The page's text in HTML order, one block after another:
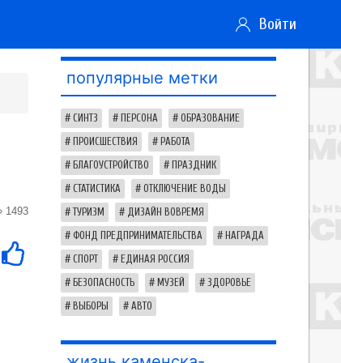
Войти
1493
популярные метки
СИНТЗ ПЕРСОНА ОБРАЗОВАНИЕ
ПРОИСШЕСТВИЯ РАБОТА
БЛАГОУСТРОЙСТВО ПРАЗДНИК
СТАТИСТИКА ОТКЛЮЧЕНИЕ ВОДЫ
ТУРИЗМ ДИЗАЙН ВОВРЕМЯ
ФОНД ПРЕДПРИНИМАТЕЛЬСТВА НАГРАДА
СПОРТ ЕДИНАЯ РОССИЯ
БЕЗОПАСНОСТЬ МУЗЕЙ ЗДОРОВЬЕ
ВЫБОРЫ АВТО